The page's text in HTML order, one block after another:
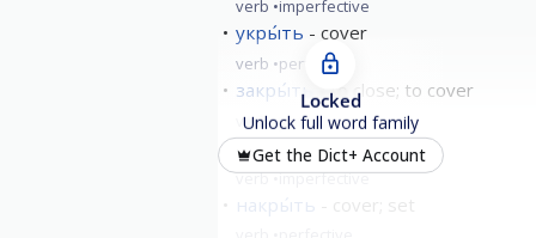
verb imperfective
укры́ть cover
verb perfective
закры́ть to close; to cover
verb perfective
кры́ться lie
verb imperfective
накры́ть
Locked
Unlock full word family
Get the Dict+ Account